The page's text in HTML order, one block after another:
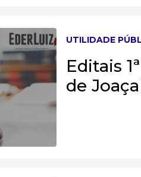
UTILIDADE
Editais
de